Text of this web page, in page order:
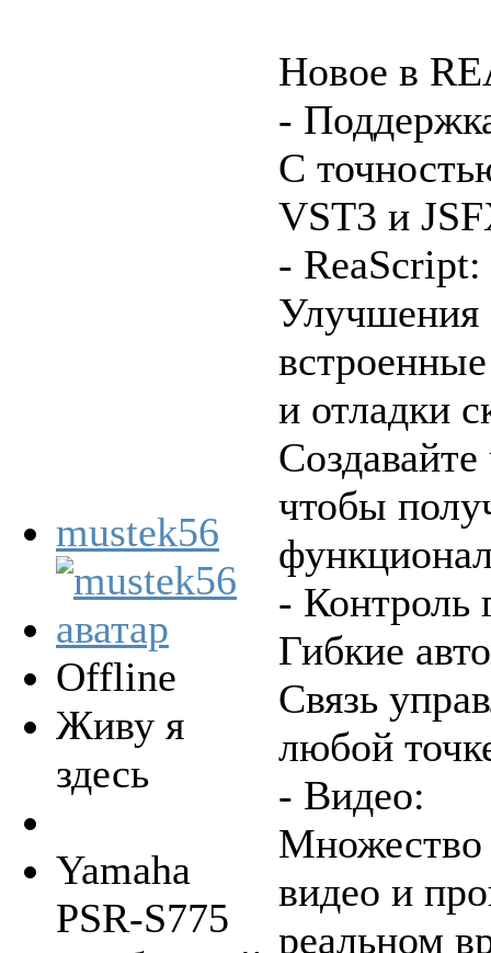
mustek56
Offline
Живу я
здесь
Yamaha
PSR-S775
Новое в
-
С
VST3 и
- ReaScript:
Улучшения
и отладки
чтобы
- Контроль
Гибкие
Связь
любой
- Видео:
Множество
видео и
реальном